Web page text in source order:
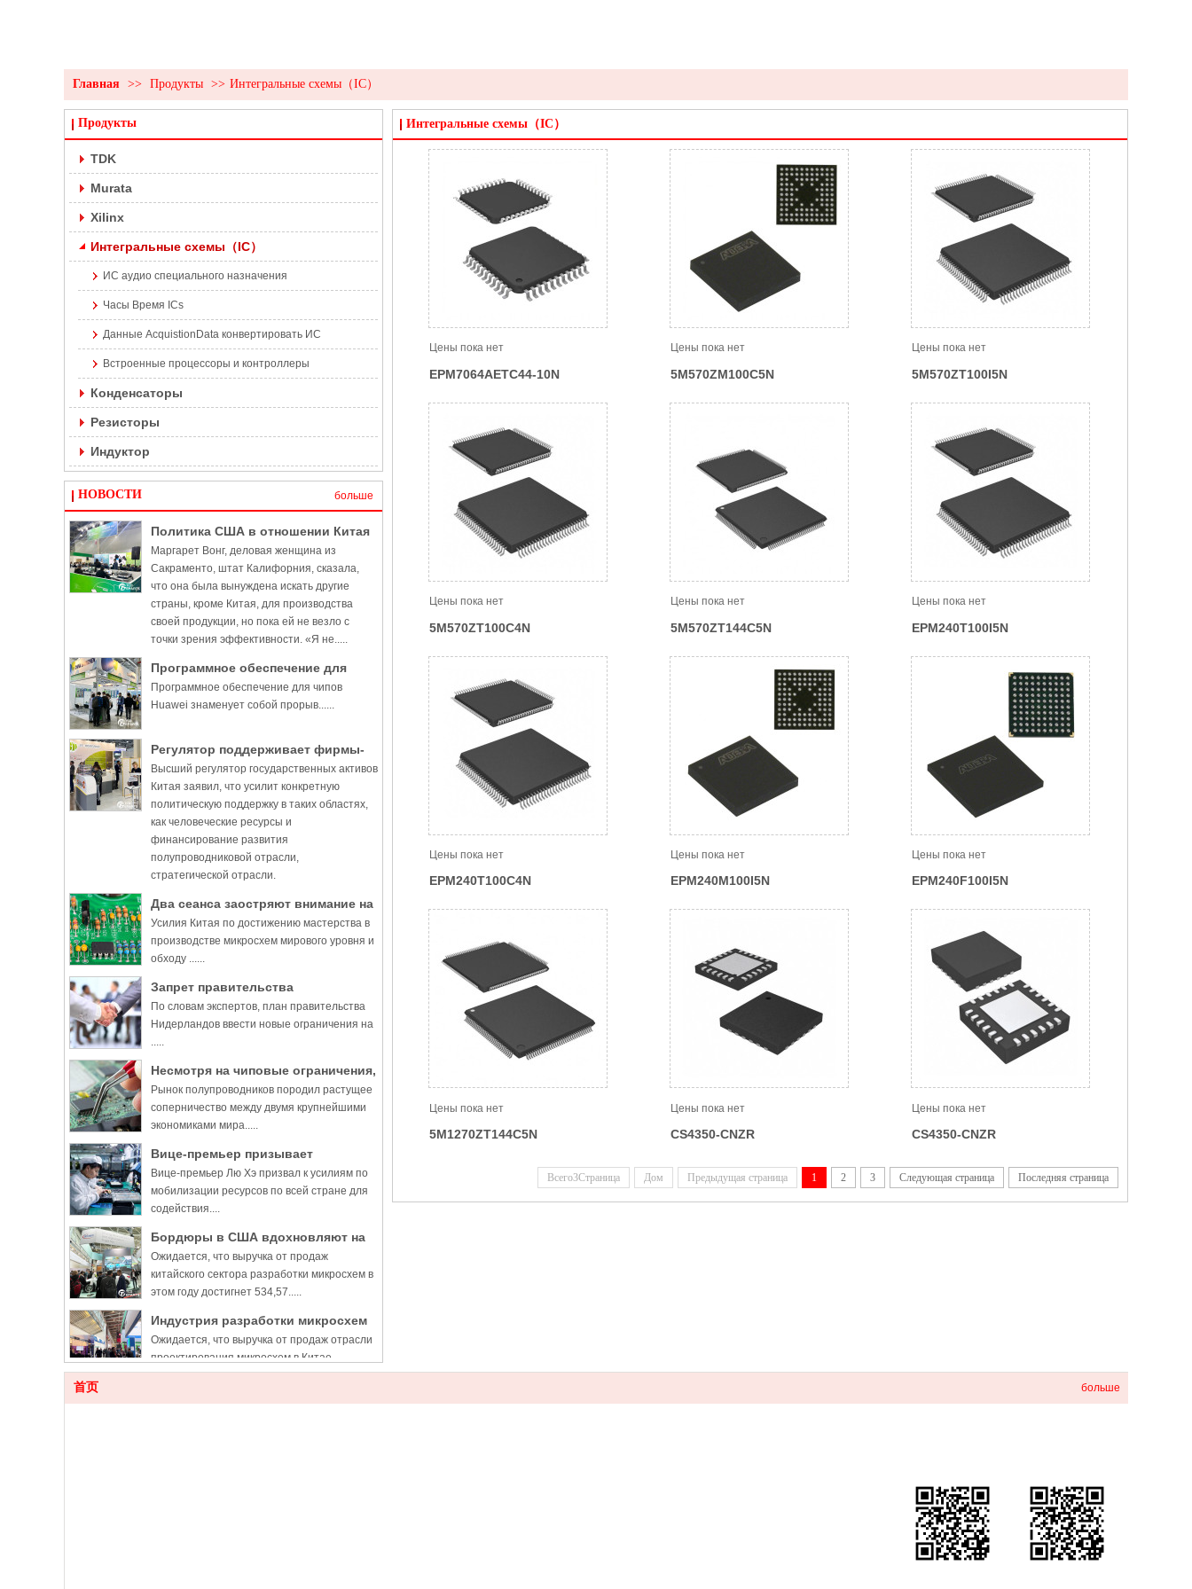
Главная >> Продукты >> Интегральные схемы（IC）
Продукты
TDK
Murata
Xilinx
Интегральные схемы（IC）
ИС аудио специального назначения
Часы Время ICs
Данные AcquistionData конвертировать ИС
Встроенные процессоры и контроллеры
Конденсаторы
Резисторы
Индуктор
НОВОСТИ больше
Политика США в отношении Китая
наносит ущерб бизнесу, говорят
инсайдеры
Маргарет Вонг, деловая женщина из
Сакраменто, штат Калифорния, сказала,
что она была вынуждена искать другие
страны, кроме Китая, для производства
своей продукции, но пока ей не везло с
точки зрения эффективности. «Я не.....
Программное обеспечение для
чипов Huawei знаменует собой
прорыв
Программное обеспечение для чипов
Huawei знаменует собой прорыв......
Регулятор поддерживает фирмы-
производители чипов в
стремлении к прорывам
Высший регулятор государственных активов
Китая заявил, что усилит конкретную
политическую поддержку в таких областях,
как человеческие ресурсы и
финансирование развития
полупроводниковой отрасли,
стратегической отрасли.
Два сеанса заостряют внимание на
полупроводниках
Усилия Китая по достижению мастерства в
производстве микросхем мирового уровня и
обходу ......
Запрет правительства
Нидерландов может «серьезно»
подорвать мировой рынок чипов
По словам экспертов, план правительства
Нидерландов ввести новые ограничения на
.....
Несмотря на чиповые ограничения,
нация будет прогрессировать
Рынок полупроводников породил растущее
соперничество между двумя крупнейшими
экономиками мира.....
Вице-премьер призывает
увеличить поддержку чипов
Вице-премьер Лю Хэ призвал к усилиям по
мобилизации ресурсов по всей стране для
содействия....
Бордюры в США вдохновляют на
новое мышление и видение
Ожидается, что выручка от продаж
китайского сектора разработки микросхем в
этом году достигнет 534,57.....
Индустрия разработки микросхем
в Китае вырастет на 16,5% в 2022
году, несмотря на запреты США
Ожидается, что выручка от продаж отрасли
проектирования микросхем в Китае
достигнет 534,57 млрд юаней .....
Кластеры цифровой индустрии
Интегральные схемы（IC）
Цены пока нет
EPM7064AETC44-10N
Цены пока нет
5M570ZM100C5N
Цены пока нет
5M570ZT100I5N
Цены пока нет
5M570ZT100C4N
Цены пока нет
5M570ZT144C5N
Цены пока нет
EPM240T100I5N
Цены пока нет
EPM240T100C4N
Цены пока нет
EPM240M100I5N
Цены пока нет
EPM240F100I5N
Цены пока нет
5M1270ZT144C5N
Цены пока нет
CS4350-CNZR
Цены пока нет
CS4350-CNZR
Всего3Страница Дом Предыдущая страница 1 2 3 Следующая страница Последняя страница
首页 больше